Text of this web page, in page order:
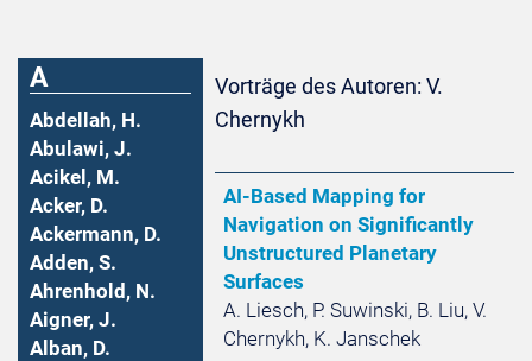
A
Abdellah, H.
Abulawi, J.
Acikel, M.
Acker, D.
Ackermann, D.
Adden, S.
Ahrenhold, N.
Aigner, J.
Alban, D.
Vorträge des Autoren: V.
Chernykh
AI-Based Mapping for
Navigation on Significantly
Unstructured Planetary
Surfaces
A. Liesch, P. Suwinski, B. Liu, V.
Chernykh, K. Janschek